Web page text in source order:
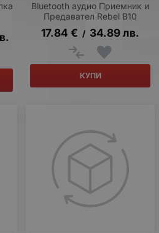
Bluetooth аудио Приемник и
Предавател Rebel B10
17.84 € / 34.89лв.
КУПИ